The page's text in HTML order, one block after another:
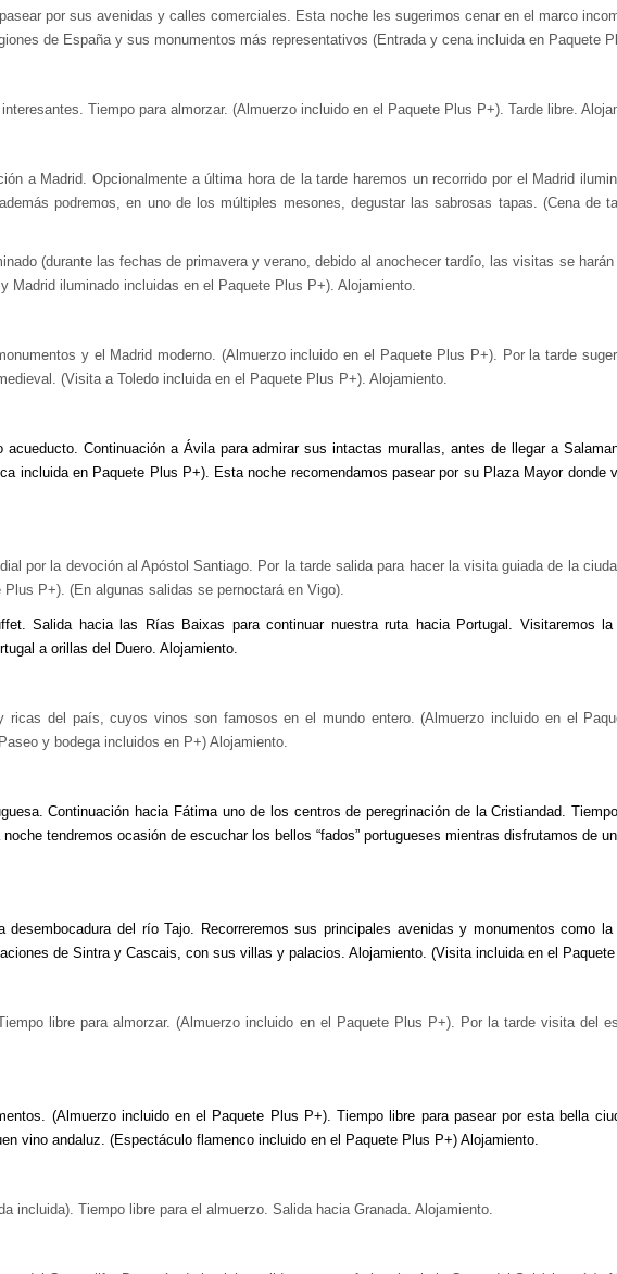
por sus avenidas y calles comerciales. Esta noche les sugerimos cenar en el marco
de España y sus monumentos más representativos (Entrada y cena incluida en Paquete
Tiempo para almorzar. (Almuerzo incluido en el Paquete Plus P+). Tarde libre.
a Madrid. Opcionalmente a última hora de la tarde haremos un recorrido por el Madrid
podremos, en uno de los múltiples mesones, degustar las sabrosas tapas. (Cena de
(durante las fechas de primavera y verano, debido al anochecer tardío, las visitas se
iluminado incluidas en el Paquete Plus P+). Alojamiento.
y el Madrid moderno. (Almuerzo incluido en el Paquete Plus P+). Por la tarde
(Visita a Toledo incluida en el Paquete Plus P+). Alojamiento.
acueducto. Continuación a Ávi la para admirar sus intactas murallas, antes de llegar a
incluida en Paquete Plus P+). Esta noche recomendamos pasear por su Plaza Mayor donde
por la devoción al Apóstol Santiago. Por la tarde salida para hacer la visita guiada de la
P+). (En algunas salidas se pernoctará en Vigo).
Salida hacia las Rías Baixas para continuar nuestra ruta hacia Portugal. Visitaremos
a orillas del Duero. Alojamiento.
del país, cuyos vinos son famosos en el mundo entero. (Almuerzo incluido en el
y bodega incluidos en P+) Alojamiento.
Continuación hacia Fátima uno de los centros de peregrinación de la Cristiandad.
tendremos ocasión de escuchar los bellos “fados” portugueses mientras disfrutamos de
del río Tajo. Recorreremos sus principales avenidas y monumentos como
de Sintra y Cascais, con sus villas y palacios. Alojamiento. (Visita incluida en el
libre para almorzar. (Almuerzo incluido en el Paquete Plus P+). Por la tarde visita del
(Almuerzo incluido en el Paquete Plus P+). Tiempo libre para pasear por esta bella
vino andaluz. (Espectáculo flamenco incluido en el Paquete Plus P+) Alojamiento.
incluida). Tiempo libre para el almuerzo. Salida hacia Granada. Alojamiento.